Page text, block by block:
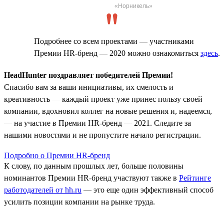
«Норникель»
Подробнее со всем проектами — участниками
Премии HR-бренд — 2020 можно ознакомиться здесь.
HeadHunter поздравляет победителей Премии!
Спасибо вам за ваши инициативы, их смелость и
креативность — каждый проект уже принес пользу своей
компании, вдохновил коллег на новые решения и, надеемся,
— на участие в Премии HR-бренд — 2021. Следите за
нашими новостями и не пропустите начало регистрации.
Подробно о Премии HR-бренд
К слову, по данным прошлых лет, больше половины
номинантов Премии HR-бренд участвуют также в Рейтинге
работодателей от hh.ru — это еще один эффективный способ
усилить позиции компании на рынке труда.